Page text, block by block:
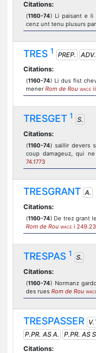
Citations:
(1160-74) Li paisant e li
cenz unt tenu plusurs
TRES 1 PREP.
ADV.
Citations:
(1160-74) Li dus fist
mener Rom de Rou WACE
TRESGET 1
S.
Citations:
(1160-74) saillir devers
coup damageuz, qui
74.1773
TRESGRANT A.
Citations:
(1160-74) De trez grant
Rom de Rou WACE i
TRESPAS 1
S.
Citations:
(1160-74) Normanz
des rues Rom de Rou
TRESPASSER
P.PR. AS A.
P.PR. AS
Citations: